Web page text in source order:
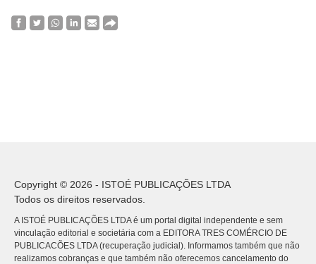
Copyright © 2026 - ISTOÉ PUBLICAÇÕES LTDA
Todos os direitos reservados.
A ISTOÉ PUBLICAÇÕES LTDA é um portal digital independente e sem
vinculação editorial e societária com a EDITORA TRES COMÉRCIO DE
PUBLICACÕES LTDA (recuperação judicial). Informamos também que não
realizamos cobranças e que também não oferecemos cancelamento do